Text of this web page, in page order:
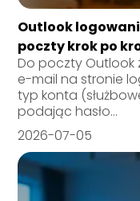
Outlook
poczty krok po
Do poczty Outlook
e-mail na stronie
typ konta
podając hasło...
2026-07-05